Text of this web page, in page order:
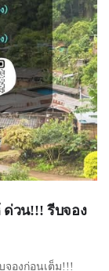
ด่วน!!! รีบจอง
จองก่อนเต็ม!!!